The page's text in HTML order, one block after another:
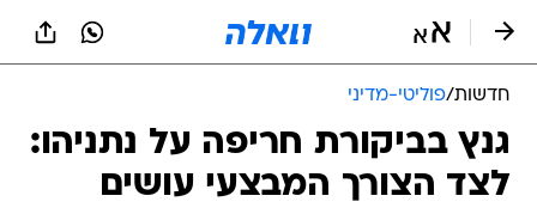
חדשות/פוליטי-מדיני
גנץ בביקורת חריפה על נתניהו:
לצד הצורך המבצעי עושים